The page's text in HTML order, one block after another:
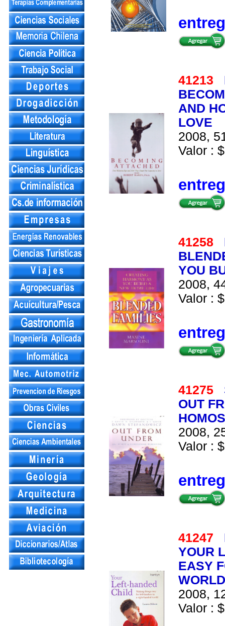
41213
AND
LOVE
2008,
Valor :
41258
YOU
2008,
Valor :
41275
OUT
2008,
Valor :
41247
YOUR
EASY
WORLD
2008,
Valor :